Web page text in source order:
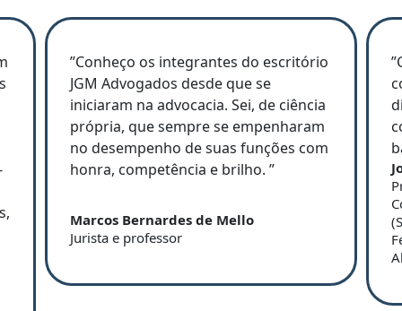
”Conheço os integrantes do escritório
JGM Advogados desde que se
iniciaram na advocacia. Sei, de ciência
própria, que sempre se empenharam
no desempenho de suas funções com
honra, competência e brilho. ”
Marcos Bernardes de Mello
Jurista e professor